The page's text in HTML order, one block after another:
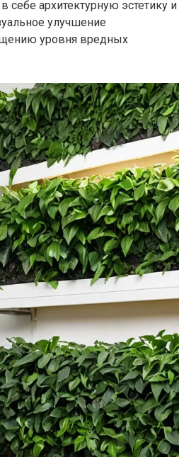
архитектурную эстетику и
улучшение
уровня вредных